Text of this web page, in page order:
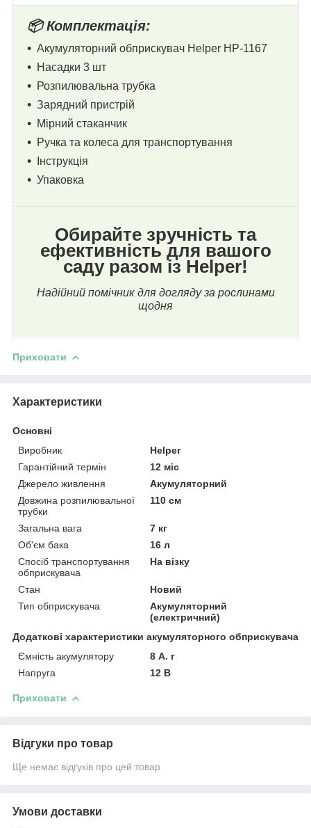
📦 Комплектація:
Акумуляторний обприскувач Helper HP-1167
Насадки 3 шт
Розпилювальна трубка
Зарядний пристрій
Мірний стаканчик
Ручка та колеса для транспортування
Інструкція
Упаковка
Обирайте зручність та
ефективність для вашого
саду разом із Helper!
Надійний помічник для догляду за рослинами
щодня
Приховати
Характеристики
Основні
Виробник
Helper
Гарантійний термін
12 міс
Джерело живлення
Акумуляторний
Довжина розпилювальної
трубки
110 см
Загальна вага
7 кг
Об'єм бака
16 л
Спосіб транспортування
обприскувача
На візку
Стан
Новий
Тип обприскувача
Акумуляторний
(електричний)
Додаткові характеристики акумуляторного обприскувача
Ємність акумулятору
8 А. г
Напруга
12 В
Приховати
Відгуки про товар
Ще немає відгуків про цей товар
Умови доставки